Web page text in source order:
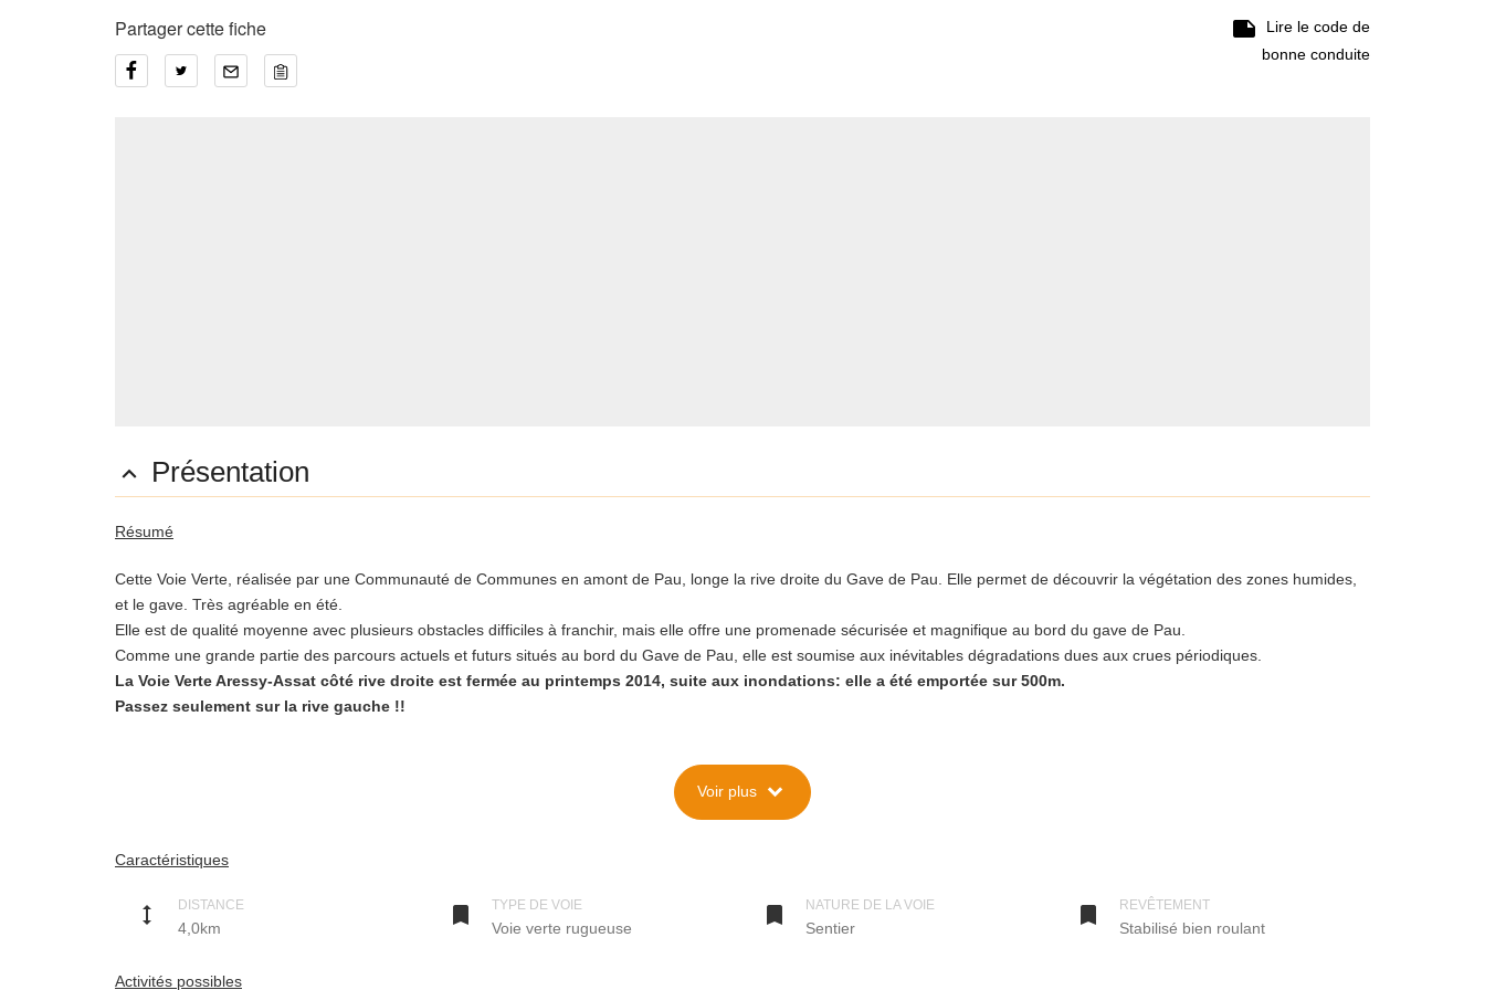
Partager cette fiche 
Lire le code de
bonne conduite
 Présentation
Résumé
Cette Voie Verte, réalisée par une Communauté de Communes en amont de Pau, longe la rive droite du Gave de Pau. Elle permet de découvrir la végétation des zones humides,
et le gave. Très agréable en été.
Elle est de qualité moyenne avec plusieurs obstacles difficiles à franchir, mais elle offre une promenade sécurisée et magnifique au bord du gave de Pau.
Comme une grande partie des parcours actuels et futurs situés au bord du Gave de Pau, elle est soumise aux inévitables dégradations dues aux crues périodiques.
La Voie Verte Aressy-Assat côté rive droite est fermée au printemps 2014, suite aux inondations: elle a été emportée sur 500m.
Passez seulement sur la rive gauche !!
Passez seulement sur la rive gauche !!
berge et Voie Verte!
Attention aucun panneau n'indique ces coupures quand vous arrivez d'Aressy ou du pont d'Assat.
contre il est toujours possible de circuler sur la rive gauche entre le pont d'Assat et le pont de Mazères:
Voir plus expand_more
Caractéristiques
height DISTANCE
4,0km
 TYPE DE VOIE
Voie verte rugueuse
 NATURE DE LA VOIE
Sentier
 REVÊTEMENT
Stabilisé bien roulant
Activités possibles